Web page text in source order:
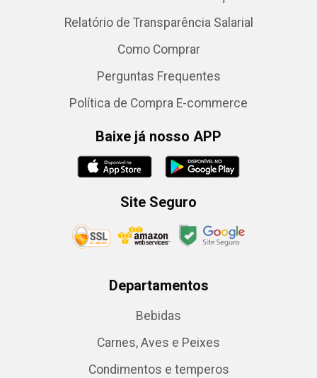
Relatório de Transparência Salarial
Como Comprar
Perguntas Frequentes
Política de Compra E-commerce
Baixe já nosso APP
Site Seguro
Departamentos
Bebidas
Carnes, Aves e Peixes
Condimentos e temperos